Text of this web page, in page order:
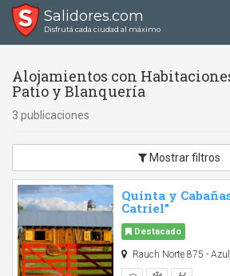
Salidores.com
Disfrutá cada ciudad al máximo
Alojamientos con
Patio y Blanquería
3 publicaciones
Mostrar filtros
Quinta y
Catriel"
Destacado
Rauch Norte 875 - Azul